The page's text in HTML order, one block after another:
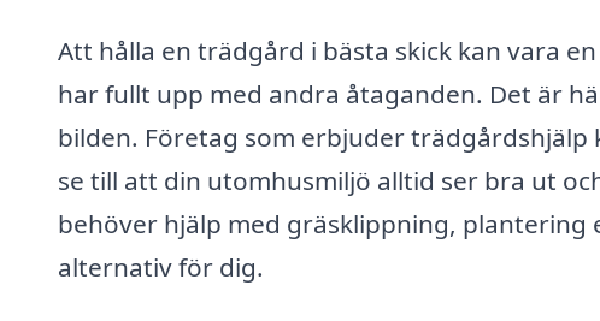
Att hålla en trädgård i bästa skick kan vara
har fullt upp med andra åtaganden. Det är
bilden. Företag som erbjuder
se till att din utomhusmiljö alltid ser bra ut
behöver hjälp med gräsklippning,
alternativ för dig.